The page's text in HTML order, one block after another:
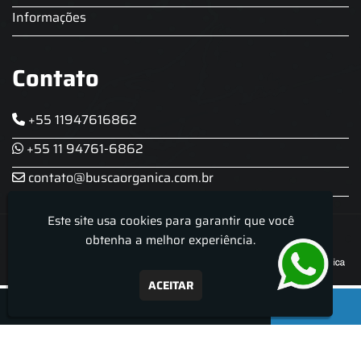
Informações
Contato
+55 11947616862
+55 11 94761-6862
contato@buscaorganica.com.br
Roda do Chopp - Aluguel De Chopeira
Este site usa cookies para garantir que você
obtenha a melhor experiência.
ACEITAR